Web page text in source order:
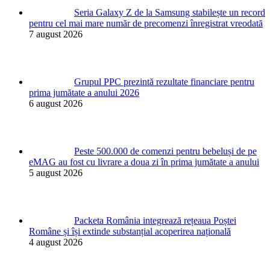
Seria Galaxy Z de la Samsung stabilește un record
pentru cel mai mare număr de precomenzi înregistrat vreodată
7 august 2026
Grupul PPC prezintă rezultate financiare pentru
prima jumătate a anului 2026
6 august 2026
Peste 500.000 de comenzi pentru bebeluși de pe
eMAG au fost cu livrare a doua zi în prima jumătate a anului
5 august 2026
Packeta România integrează rețeaua Poștei
Române și își extinde substanțial acoperirea națională
4 august 2026